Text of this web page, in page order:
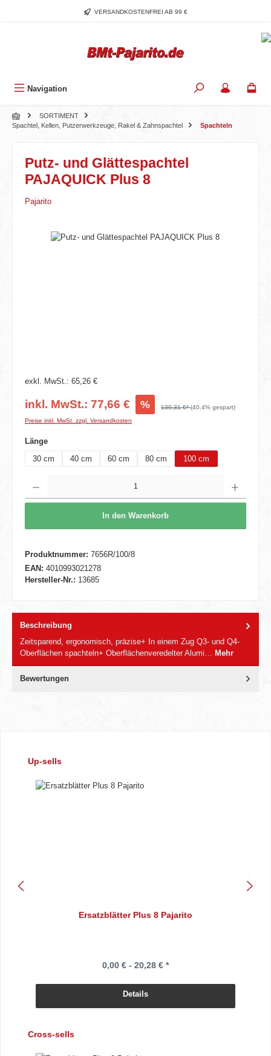
Zum Hauptinhalt springenVERSANDKOSTENFREI AB 99 €
Navigation
SORTIMENT
Spachtel, Kellen, Putzerwerkzeuge, Rakel & Zahnspachtel
Spachteln
Putz- und Glättespachtel
PAJAQUICK Plus 8
Pajarito
Bildergalerie überspringen
exkl. MwSt.: 65,26 €
inkl. MwSt.: 77,66 € % 130,31 €*(40.4% gespart)
Preise inkl. MwSt. zzgl. Versandkosten
Längeauswählen
30 cm
40 cm 60 cm 80 cm 100 cm
In den Warenkorb
Produktnummer: 7656R/100/8
EAN: 4010993021278
Hersteller-Nr.: 13685
Beschreibung
Zeitsparend, ergonomisch, präzise+ In einem Zug Q3- und Q4-
Oberflächen spachteln+ Oberflächenveredelter Alumi…
Mehr
Bewertungen
Produktgalerie überspringen
Up-sells
Ersatzblätter Plus 8 Pajarito
0,00 € - 20,28 € *
Details
Produktgalerie überspringen
Cross-sells